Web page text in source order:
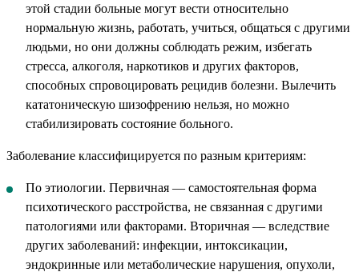
этой стадии больные могут вести относительно
нормальную жизнь, работать, учиться, общаться с другими
людьми, но они должны соблюдать режим, избегать
стресса, алкоголя, наркотиков и других факторов,
способных спровоцировать рецидив болезни. Вылечить
кататоническую шизофрению нельзя, но можно
стабилизировать состояние больного.
Заболевание классифицируется по разным критериям:
По этиологии. Первичная — самостоятельная форма
психотического расстройства, не связанная с другими
патологиями или факторами. Вторичная — вследствие
других заболеваний: инфекции, интоксикации,
эндокринные или метаболические нарушения, опухоли,